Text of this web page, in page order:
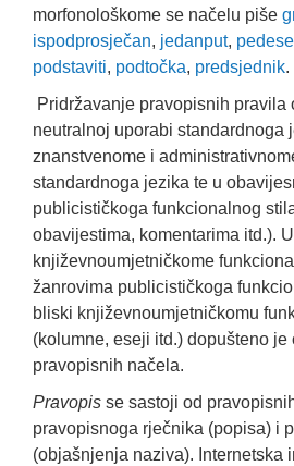
morfonološkome se načelu piše
ispodprosječan, jedanput,
podstaviti, podtočka, predsjednik.
Pridržavanje pravopisnih pravila
neutralnoj uporabi standardnoga
znanstvenome i
standardnoga jezika te u
publicističkoga funkcionalnog
obavijestima, komentarima itd.).
književnoumjetničkome
žanrovima publicističkoga
bliski književnoumjetničkomu
(kolumne, eseji itd.) dopušteno je
pravopisnih načela.
Pravopis se sastoji od
pravopisnoga rječnika (popisa) i
(objašnjenja naziva). Internetska